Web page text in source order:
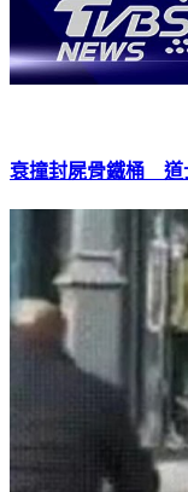
衰撞封屍骨鐵桶 道